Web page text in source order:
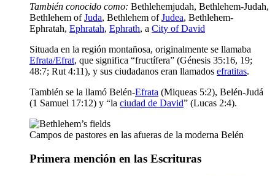
También conocido como: Bethlehemjudah, Bethlehem-Judah,
Bethlehem ofJuda, Bethlehem ofJudea, Bethlehem-
Ephratah, Ephratah, Ephrath, a City of David
Situada en la región montañosa, originalmente se llamaba
Efrata/Efrat, que significa “fructífera” (Génesis 35:16, 19;
48:7; Rut 4:11), y sus ciudadanos eran llamados efratitas.
También se la llamó Belén-Efrata (Miqueas 5:2), Belén-Judá
(1 Samuel 17:12) y “la ciudad de David” (Lucas 2:4).
Campos de pastores en las afueras de la moderna Belén
Primera mención en las Escrituras